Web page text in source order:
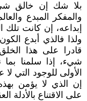
بلا شك إن خالق
والمفكر المبدع
إبداعه، إن كانت تلك
ولذا فالذي أبدع
قادرا على هذا
شيء، إذا سلمنا بما
الأولى للوجود التي
إن الذي لا يؤمن
على الاقتناع بالأدلة